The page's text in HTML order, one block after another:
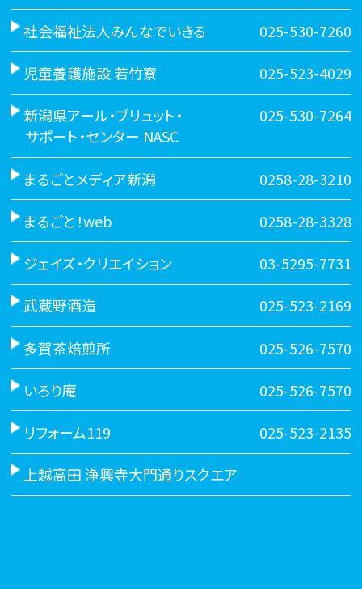
社会福祉法人みんなでいきる 025-530-7260
児童養護施設 若竹寮 025-523-4029
新潟県アール・ブリュット・
サポート・センター NASC
025-530-7264
まるごとメディア新潟 0258-28-3210
まるごと！web 0258-28-3328
ジェイズ・クリエイション 03-5295-7731
武蔵野酒造 025-523-2169
多賀茶焙煎所 025-526-7570
いろり庵 025-526-7570
リフォーム119 025-523-2135
上越高田 浄興寺大門通りスクエア